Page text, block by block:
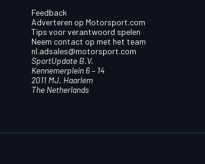
Feedback
Adverteren op Motorsport.com
Tips voor verantwoord spelen
Neem contact op met het team
nl.adsales@motorsport.com
SportUpdate B.V.
Kennemerplein 6 – 14
2011 MJ, Haarlem
The Netherlands